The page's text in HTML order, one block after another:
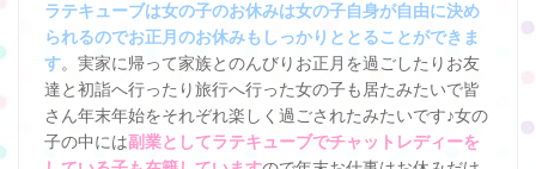
ラテキューブは女の子のお休みは女の子自身が自由に決め
られるのでお正月のお休みもしっかりととることができま
す。実家に帰って家族とのんびりお正月を過ごしたりお友
達と初詣へ行ったり旅行へ行った女の子も居たみたいで皆
さん年末年始をそれぞれ楽しく過ごされたみたいです♪女の
子の中には副業としてラテキューブでチャットレディーを